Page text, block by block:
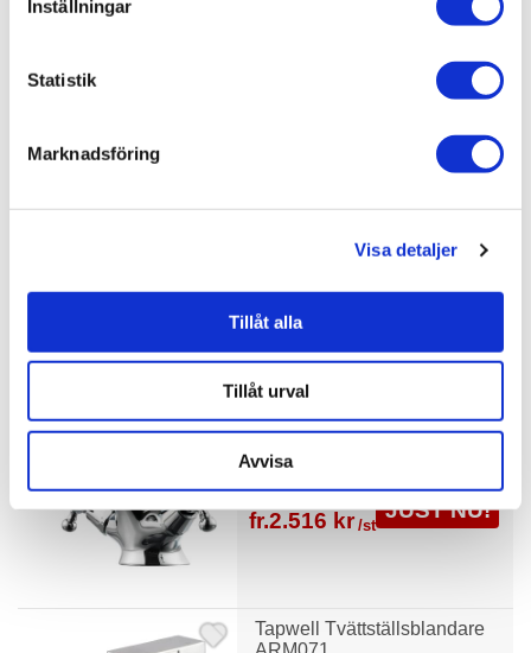
Inställningar
Statistik
Marknadsföring
Visa detaljer
Tillåt alla
Tillåt urval
Avvisa
Tapwell Tvättställsblandare
ARM071M
JUST NU!
Tapwell Tvättställsblandare
/st
3.495 kr
fr.2.516 kr /st
JUST NU!